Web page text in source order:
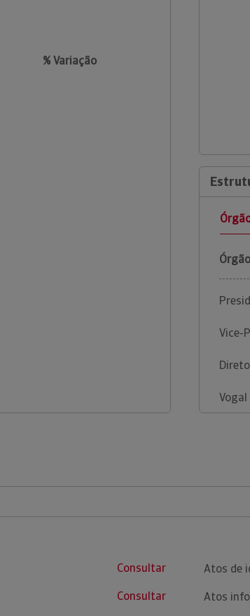
% Variação
Vice-
Vogal
Consultar
Consultar
Atos de
Atos